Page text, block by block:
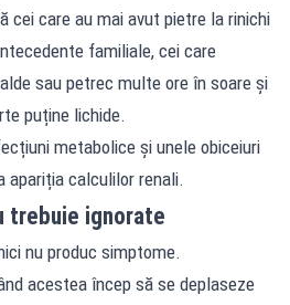
cei care au mai avut pietre la rinichi
familiale, cei care
sau petrec multe ore în soare și
puține lichide.
metabolice și unele obiceiuri
apariția calculilor renali.
trebuie ignorate
nu produc simptome.
acestea încep să se deplaseze